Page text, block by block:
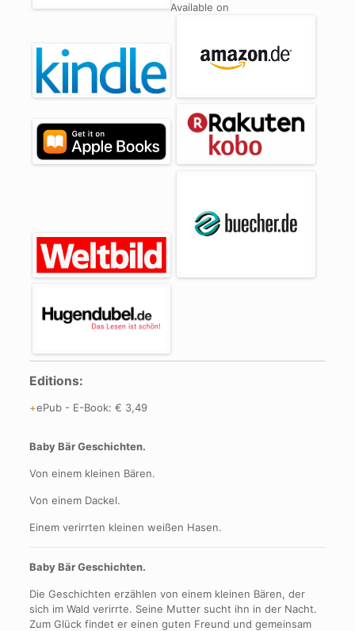
Available on
Editions:
ePub- E-Book: € 3,49
Baby Bär Geschichten.
Von einem kleinen Bären.
Von einem Dackel.
Einem verirrten kleinen weißen Hasen.
Baby Bär Geschichten.
Die Geschichten erzählen von einem kleinen Bären, der
sich im Wald verirrte. Seine Mutter sucht ihn in der Nacht.
Zum Glück findet er einen guten Freund und gemeinsam